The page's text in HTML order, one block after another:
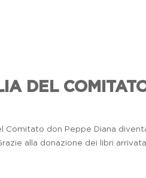
DEL
Comitato don Peppe Diana
alla donazione dei libri